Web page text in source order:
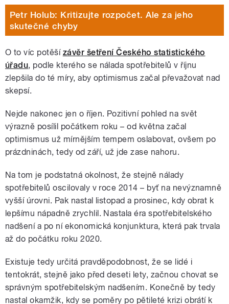
Petr Holub: Kritizujte rozpočet. Ale za jeho
skutečné chyby
O to víc potěší závěr šetření Českého statistického
úřadu, podle kterého se nálada spotřebitelů v říjnu
zlepšila do té míry, aby optimismus začal převažovat nad
skepsí.
Nejde nakonec jen o říjen. Pozitivní pohled na svět
výrazně posílil počátkem roku – od května začal
optimismus už mírnějším tempem oslabovat, ovšem po
prázdninách, tedy od září, už jde zase nahoru.
Na tom je podstatná okolnost, že stejně nálady
spotřebitelů oscilovaly v roce 2014 – byť na nevýznamně
vyšší úrovni. Pak nastal listopad a prosinec, kdy obrat k
lepšímu nápadně zrychlil. Nastala éra spotřebitelského
nadšení a po ní ekonomická konjunktura, která pak trvala
až do počátku roku 2020.
Existuje tedy určitá pravděpodobnost, že se lidé i
tentokrát, stejně jako před deseti lety, začnou chovat se
správným spotřebitelským nadšením. Konečně by tedy
nastal okamžik, kdy se poměry po pětileté krizi obrátí k